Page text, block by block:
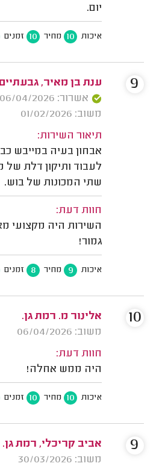
יום.
איכות 10 מחיר 10 זמנים
ענת בן מאיר,
אשרור: 06/04/2026
משוב: 01/02/2026
תיאור השירות:
אבחון בעיה במייבש
לעבוד ותיקון דלת
שתי המכונות של בוש.
חוות דעת:
השירות היה מקצועי
גמור!
איכות 9 מחיר 8 זמנים
9
אלינור מ. רמת גן.
משוב: 06/04/2026
חוות דעת:
היה ממש אחלה!
איכות 10 מחיר 10 זמנים
10
אביב קריכלי, רמת גן.
משוב: 30/03/2026
9